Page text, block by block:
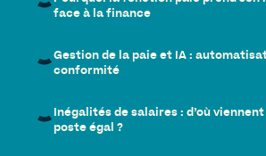
face à la finance
Gestion de la paie et IA :
conformité
Inégalités de salaires : d’où
poste égal ?